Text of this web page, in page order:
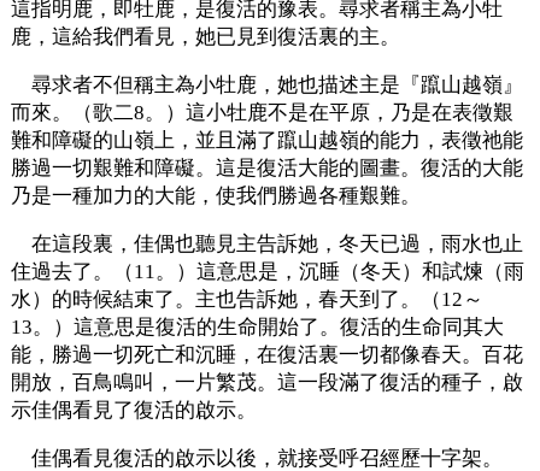
這指明鹿，即牡鹿，是復活的豫表。尋求者稱主為小牡
鹿，這給我們看見，她已見到復活裏的主。
尋求者不但稱主為小牡鹿，她也描述主是『躥山越嶺』
而來。（歌二8。）這小牡鹿不是在平原，乃是在表徵艱
難和障礙的山嶺上，並且滿了躥山越嶺的能力，表徵祂能
勝過一切艱難和障礙。這是復活大能的圖畫。復活的大能
乃是一種加力的大能，使我們勝過各種艱難。
在這段裏，佳偶也聽見主告訴她，冬天已過，雨水也止
住過去了。（11。）這意思是，沉睡（冬天）和試煉（雨
水）的時候結束了。主也告訴她，春天到了。（12～
13。）這意思是復活的生命開始了。復活的生命同其大
能，勝過一切死亡和沉睡，在復活裏一切都像春天。百花
開放，百鳥鳴叫，一片繁茂。這一段滿了復活的種子，啟
示佳偶看見了復活的啟示。
佳偶看見復活的啟示以後，就接受呼召經歷十字架。